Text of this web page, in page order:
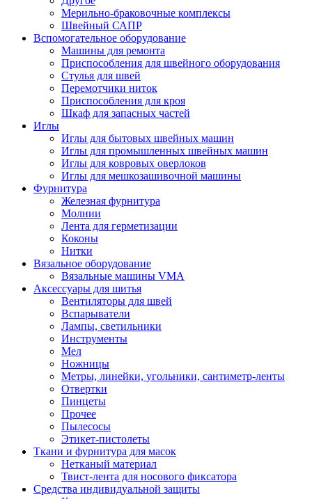
Мерильно-браковочные комплексы
Швейный САПР
Вспомогательное оборудование
Машины для ремонта
Приспособления для швейного оборудования
Стулья для швей
Перемотчики ниток
Приспособления для кроя
Шкаф для запасных частей
Иглы
Иглы для бытовых швейных машин
Иглы для промышленных швейных машин
Иглы для ковровых оверлоков
Иглы для мешкозашивочной машины
Фурнитура
Железная фурнитура
Молнии
Лента для герметизации
Коконы
Нитки
Вязальное оборудование
Вязальные машины VMA
Аксессуары для шитья
Вентиляторы для швей
Вспарыватели
Лампы, светильники
Инструменты
Мел
Ножницы
Метры, линейки, угольники, сантиметр-ленты
Отвертки
Пинцеты
Прочее
Пылесосы
Этикет-пистолеты
Ткани и фурнитура для масок
Нетканый материал
Твист-лента для носового фиксатора
Средства индивидуальной защиты